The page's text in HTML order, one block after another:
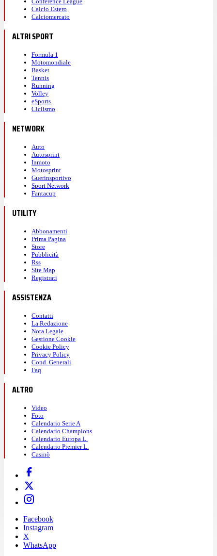
Calcio Estero
Calciomercato
ALTRI SPORT
Formula 1
Motomondiale
Basket
Tennis
Running
Volley
eSports
Ciclismo
NETWORK
Auto
Autosprint
Inmoto
Motosprint
Guerinsportivo
Sport Network
Fantacup
UTILITY
Abbonamenti
Prima Pagina
Store
Pubblicità
Rss
Site Map
Registrati
ASSISTENZA
Contatti
La Redazione
Nota Legale
Gestione Cookie
Cookie Policy
Privacy Policy
Cond. Generali
Faq
ALTRO
Video
Foto
Calendario Serie A
Calendario Champions
Calendario Europa L.
Calendario Premier L.
Casinò
Facebook
Instagram
X
WhatsApp